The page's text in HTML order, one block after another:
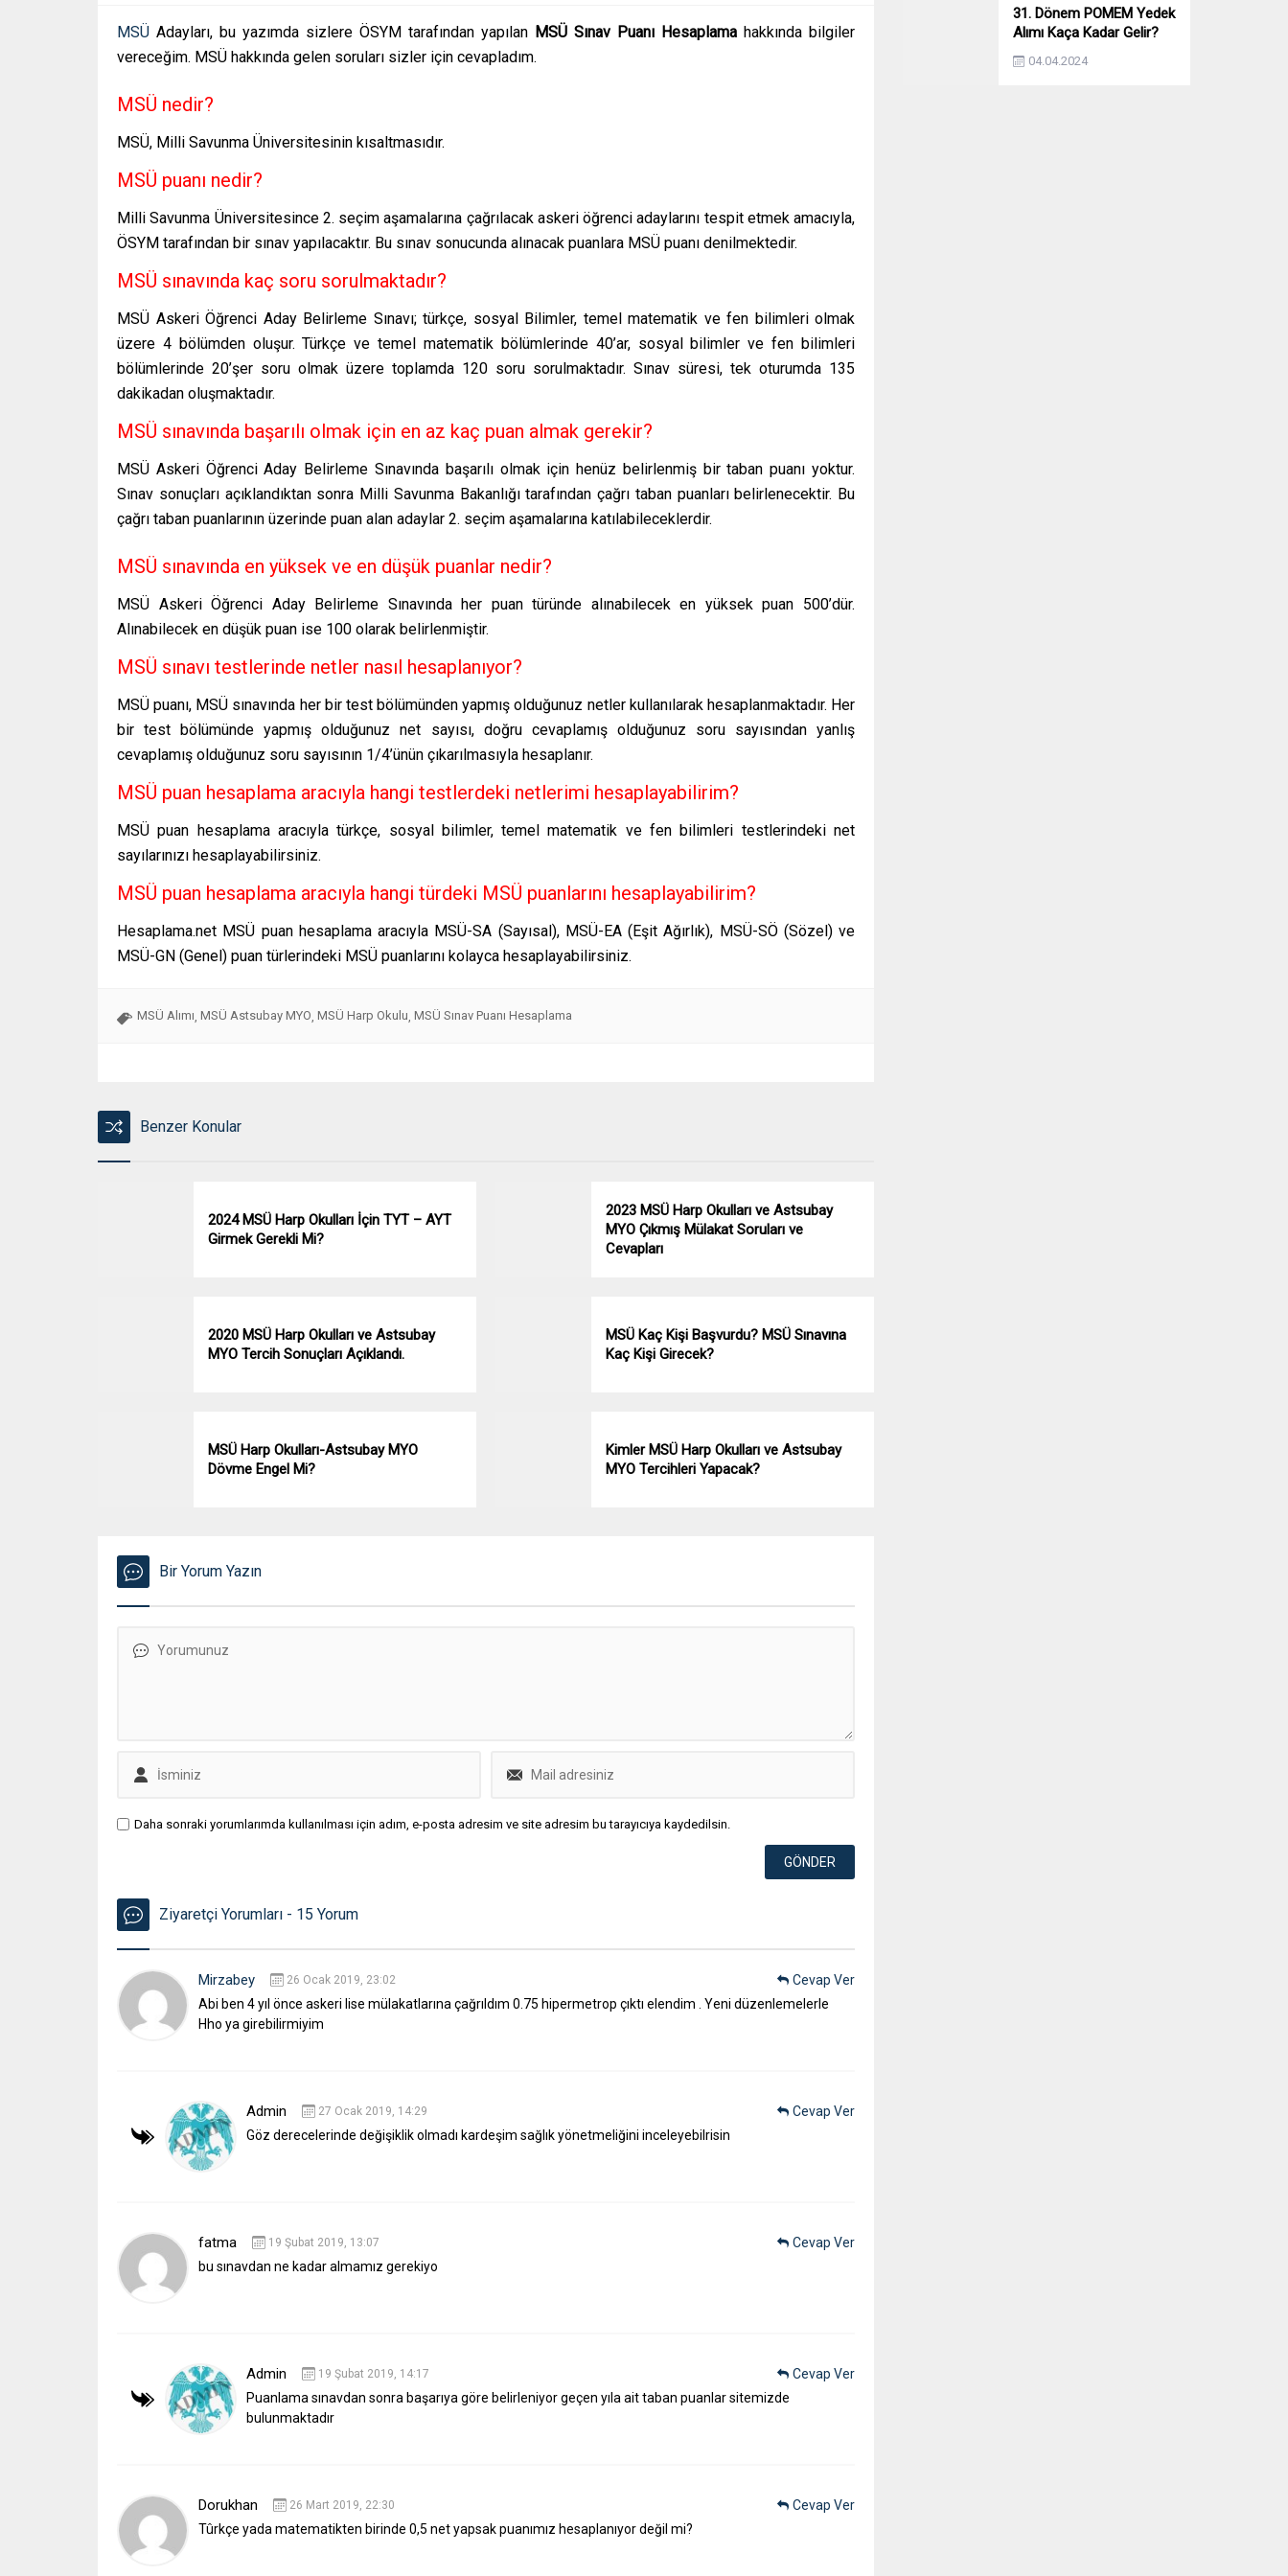
MSÜ Adayları, bu yazımda sizlere ÖSYM tarafından yapılan MSÜ Sınav Puanı Hesaplama hakkında bilgiler
vereceğim. MSÜ hakkında gelen soruları sizler için cevapladım.
MSÜ nedir?
MSÜ, Milli Savunma Üniversitesinin kısaltmasıdır.
MSÜ puanı nedir?
Milli Savunma Üniversitesince 2. seçim aşamalarına çağrılacak askeri öğrenci adaylarını tespit etmek amacıyla,
ÖSYM tarafından bir sınav yapılacaktır. Bu sınav sonucunda alınacak puanlara MSÜ puanı denilmektedir.
MSÜ sınavında kaç soru sorulmaktadır?
MSÜ Askeri Öğrenci Aday Belirleme Sınavı; türkçe, sosyal Bilimler, temel matematik ve fen bilimleri olmak
üzere 4 bölümden oluşur. Türkçe ve temel matematik bölümlerinde 40’ar, sosyal bilimler ve fen bilimleri
bölümlerinde 20’şer soru olmak üzere toplamda 120 soru sorulmaktadır. Sınav süresi, tek oturumda 135
dakikadan oluşmaktadır.
MSÜ sınavında başarılı olmak için en az kaç puan almak gerekir?
MSÜ Askeri Öğrenci Aday Belirleme Sınavında başarılı olmak için henüz belirlenmiş bir taban puanı yoktur.
Sınav sonuçları açıklandıktan sonra Milli Savunma Bakanlığı tarafından çağrı taban puanları belirlenecektir. Bu
çağrı taban puanlarının üzerinde puan alan adaylar 2. seçim aşamalarına katılabileceklerdir.
MSÜ sınavında en yüksek ve en düşük puanlar nedir?
MSÜ Askeri Öğrenci Aday Belirleme Sınavında her puan türünde alınabilecek en yüksek puan 500’dür.
Alınabilecek en düşük puan ise 100 olarak belirlenmiştir.
MSÜ sınavı testlerinde netler nasıl hesaplanıyor?
MSÜ puanı, MSÜ sınavında her bir test bölümünden yapmış olduğunuz netler kullanılarak hesaplanmaktadır. Her
bir test bölümünde yapmış olduğunuz net sayısı, doğru cevaplamış olduğunuz soru sayısından yanlış
cevaplamış olduğunuz soru sayısının 1/4’ünün çıkarılmasıyla hesaplanır.
MSÜ puan hesaplama aracıyla hangi testlerdeki netlerimi hesaplayabilirim?
MSÜ puan hesaplama aracıyla türkçe, sosyal bilimler, temel matematik ve fen bilimleri testlerindeki net
sayılarınızı hesaplayabilirsiniz.
MSÜ puan hesaplama aracıyla hangi türdeki MSÜ puanlarını hesaplayabilirim?
Hesaplama.net MSÜ puan hesaplama aracıyla MSÜ-SA (Sayısal), MSÜ-EA (Eşit Ağırlık), MSÜ-SÖ (Sözel) ve
MSÜ-GN (Genel) puan türlerindeki MSÜ puanlarını kolayca hesaplayabilirsiniz.
MSÜ Alımı, MSÜ Astsubay MYO, MSÜ Harp Okulu, MSÜ Sınav Puanı Hesaplama
Benzer Konular
2024 MSÜ Harp Okulları İçin TYT – AYT
Girmek Gerekli Mi?
2023 MSÜ Harp Okulları ve Astsubay
MYO Çıkmış Mülakat Soruları ve
Cevapları
2020 MSÜ Harp Okulları ve Astsubay
MYO Tercih Sonuçları Açıklandı.
MSÜ Kaç Kişi Başvurdu? MSÜ Sınavına
Kaç Kişi Girecek?
MSÜ Harp Okulları-Astsubay MYO
Dövme Engel Mi?
Kimler MSÜ Harp Okulları ve Astsubay
MYO Tercihleri Yapacak?
Bir Yorum Yazın
Daha sonraki yorumlarımda kullanılması için adım, e-posta adresim ve site adresim bu tarayıcıya kaydedilsin.
Ziyaretçi Yorumları - 15 Yorum
Mirzabey 26 Ocak 2019, 23:02
Abi ben 4 yıl önce askeri lise mülakatlarına çağrıldım 0.75 hipermetrop çıktı elendim . Yeni düzenlemelerle
Hho ya girebilirmiyim
Cevap Ver
Admin 27 Ocak 2019, 14:29
Göz derecelerinde değişiklik olmadı kardeşim sağlık yönetmeliğini inceleyebilrisin
Cevap Ver
fatma 19 Şubat 2019, 13:07
bu sınavdan ne kadar almamız gerekiyo
Cevap Ver
Admin 19 Şubat 2019, 14:17
Puanlama sınavdan sonra başarıya göre belirleniyor geçen yıla ait taban puanlar sitemizde
bulunmaktadır
Cevap Ver
Dorukhan 26 Mart 2019, 22:30
Tûrkçe yada matematikten birinde 0,5 net yapsak puanımız hesaplanıyor değil mi?
Cevap Ver
31. Dönem POMEM Yedek
Alımı Kaça Kadar Gelir?
Yıllara Göre Yedek Alımı
04.04.2024